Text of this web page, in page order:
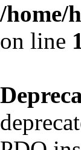
/home/
on line